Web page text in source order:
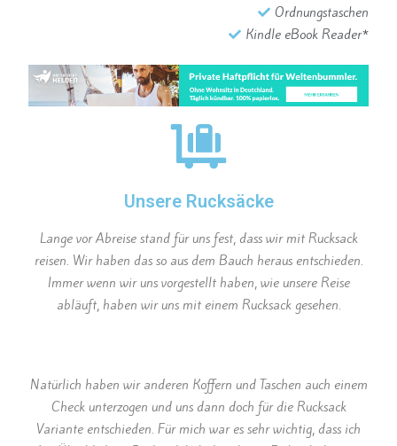
Ordnungstaschen
Kindle eBook Reader*
Unsere Rucksäcke
Lange vor Abreise stand für uns fest, dass wir mit Rucksack
reisen. Wir haben das so aus dem Bauch heraus entschieden.
Immer wenn wir uns vorgestellt haben, wie unsere Reise
abläuft, haben wir uns mit einem Rucksack gesehen.
Natürlich haben wir anderen Koffern und Taschen auch einem
Check unterzogen und uns dann doch für die Rucksack
Variante entschieden. Für mich war es sehr wichtig, dass ich